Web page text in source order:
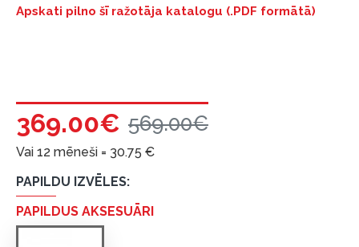
Apskati pilno šī ražotāja katalogu (.PDF formātā)
369.00€ 569.00€
Vai 12 mēneši = 30.75 €
PAPILDU IZVĒLES:
PAPILDUS AKSESUĀRI